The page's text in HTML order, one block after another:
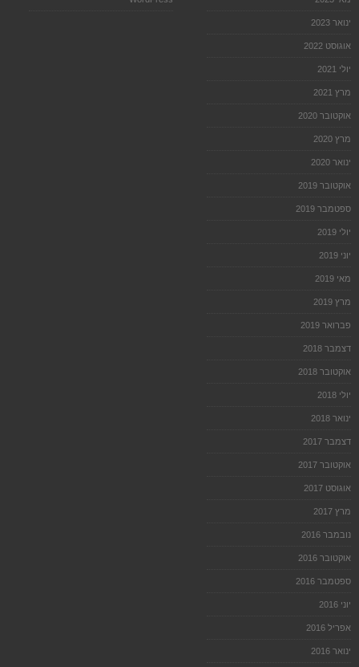
ינואר 2023
אוגוסט 2022
יולי 2021
מרץ 2021
אוקטובר 2020
מרץ 2020
ינואר 2020
אוקטובר 2019
ספטמבר 2019
יולי 2019
יוני 2019
מאי 2019
מרץ 2019
פברואר 2019
דצמבר 2018
אוקטובר 2018
יולי 2018
ינואר 2018
דצמבר 2017
אוקטובר 2017
אוגוסט 2017
מרץ 2017
נובמבר 2016
אוקטובר 2016
ספטמבר 2016
יוני 2016
אפריל 2016
ינואר 2016